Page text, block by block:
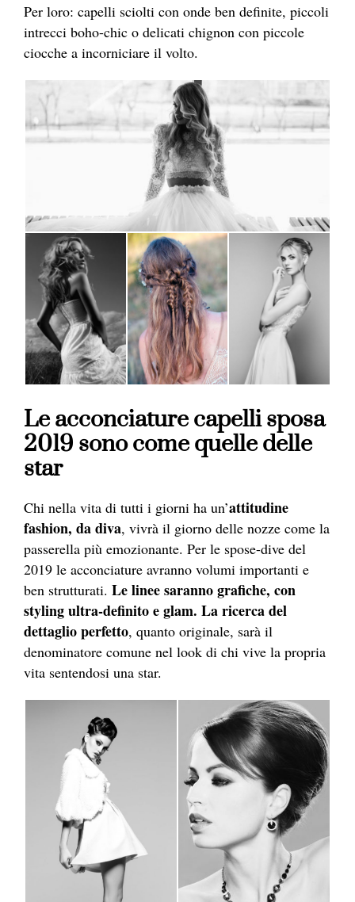
Per loro: capelli sciolti con onde ben definite, piccoli
intrecci boho-chic o delicati chignon con piccole
ciocche a incorniciare il volto.
Le acconciature capelli sposa
2019 sono come quelle delle
star
Chi nella vita di tutti i giorni ha un’attitudine
fashion, da diva, vivrà il giorno delle nozze come la
passerella più emozionante. Per le spose-dive del
2019 le acconciature avranno volumi importanti e
ben strutturati. Le linee saranno grafiche, con
styling ultra-definito e glam. La ricerca del
dettaglio perfetto, quanto originale, sarà il
denominatore comune nel look di chi vive la propria
vita sentendosi una star.